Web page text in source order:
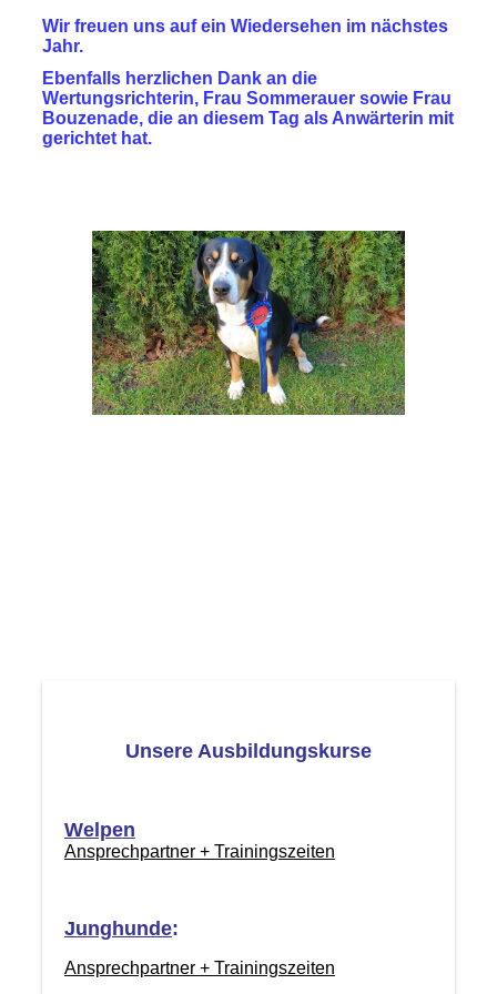
Wir freuen uns auf ein Wiedersehen im nächstes
Jahr.
Ebenfalls herzlichen Dank an die
Wertungsrichterin, Frau Sommerauer sowie Frau
Bouzenade, die an diesem Tag als Anwärterin mit
gerichtet hat.
Unsere Ausbildungskurse
Welpen
Ansprechpartner + Trainingszeiten
Junghunde:
Ansprechpartner + Trainingszeiten